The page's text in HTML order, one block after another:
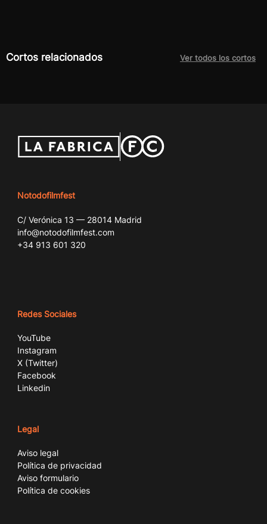
Cortos relacionados Ver todos los cortos
Notodofilmfest
C/ Verónica 13 — 28014 Madrid
info@notodofilmfest.com
+34 913 601 320
Redes Sociales
YouTube
Instagram
X (Twitter)
Facebook
Linkedin
Legal
Aviso legal
Política de privacidad
Aviso formulario
Política de cookies